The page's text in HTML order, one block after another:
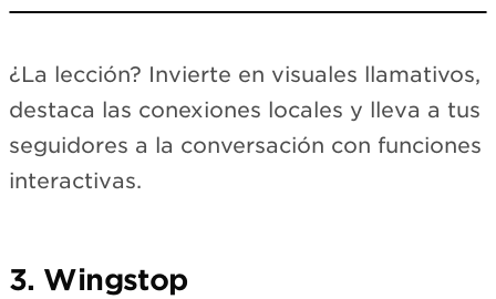
View on Instagram →
¿La lección? Invierte en visuales llamativos,
destaca las conexiones locales y lleva a tus
seguidores a la conversación con funciones
interactivas.
3. Wingstop